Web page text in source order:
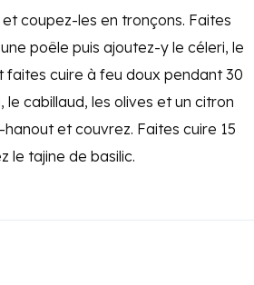
coupez-les en tronçons. Faites
poêle puis ajoutez-y le céleri, le
faites cuire à feu doux pendant 30
le cabillaud, les olives et un citron
et couvrez. Faites cuire 15
le tajine de basilic.